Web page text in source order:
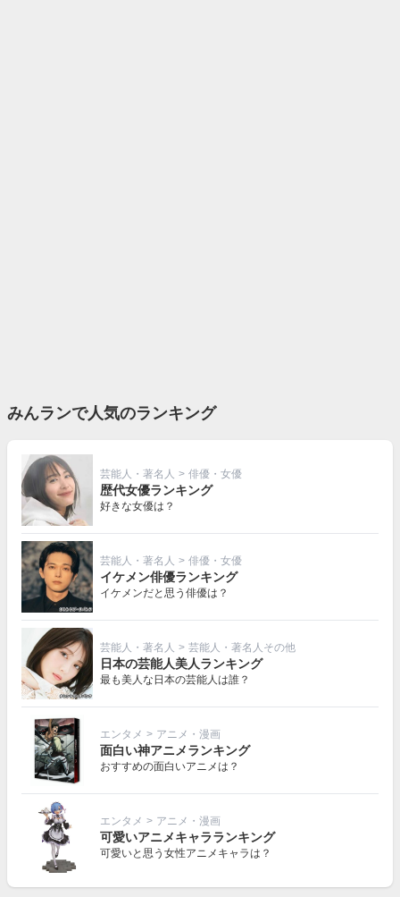
みんランで人気のランキング
芸能人・著名人 > 俳優・女優
歴代女優ランキング
好きな女優は？
芸能人・著名人 > 俳優・女優
イケメン俳優ランキング
イケメンだと思う俳優は？
芸能人・著名人 > 芸能人・著名人その他
日本の芸能人美人ランキング
最も美人な日本の芸能人は誰？
エンタメ > アニメ・漫画
面白い神アニメランキング
おすすめの面白いアニメは？
エンタメ > アニメ・漫画
可愛いアニメキャラランキング
可愛いと思う女性アニメキャラは？